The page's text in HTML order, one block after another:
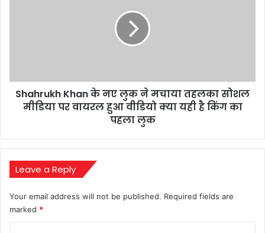
सोशल
मीडिया
वीडियो
यही
है
किंग
Shahrukh Khan के नए लुक ने मचाया तहलका सोशल
मीडिया पर वायरल हुआ वीडियो क्या यही है किंग का
पहला लुक
Leave a Reply
Your email address will not be published. Required fields are
marked *